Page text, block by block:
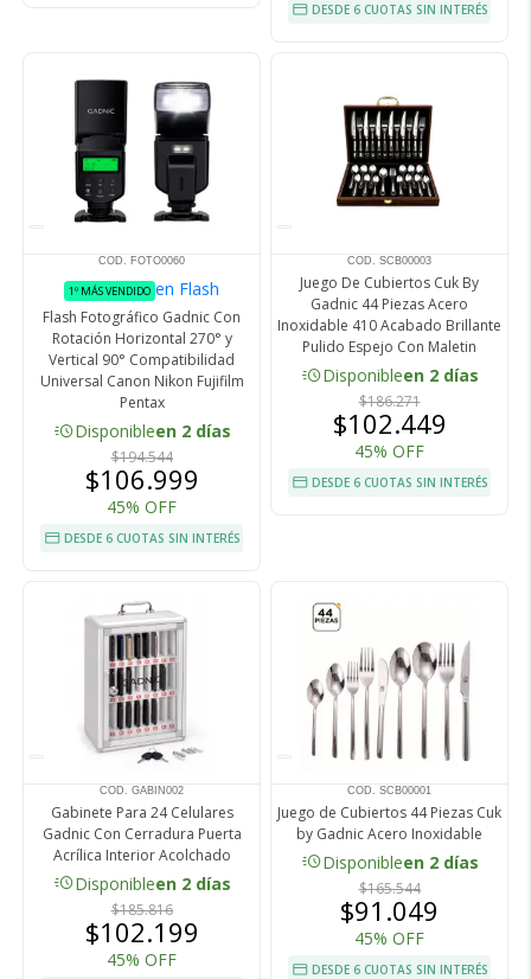
DESDE 6 CUOTAS SIN INTERÉS
COD. FOTO0060
1º MÁS VENDIDO en Flash
Flash Fotográfico Gadnic Con
Rotación Horizontal 270° y
Vertical 90° Compatibilidad
Universal Canon Nikon Fujifilm
Pentax
acuteDisponibleen 2 días
$194.544
$106.999
45% OFF
DESDE 6 CUOTAS SIN INTERÉS
COD. SCB00003
Juego De Cubiertos Cuk By
Gadnic 44 Piezas Acero
Inoxidable 410 Acabado Brillante
Pulido Espejo Con Maletin
acuteDisponibleen 2 días
$186.271
$102.449
45% OFF
DESDE 6 CUOTAS SIN INTERÉS
COD. GABIN002
Gabinete Para 24 Celulares
Gadnic Con Cerradura Puerta
Acrílica Interior Acolchado
acuteDisponibleen 2 días
$185.816
$102.199
45% OFF
COD. SCB00001
Juego de Cubiertos 44 Piezas Cuk
by Gadnic Acero Inoxidable
acuteDisponibleen 2 días
$165.544
$91.049
45% OFF
DESDE 6 CUOTAS SIN INTERÉS